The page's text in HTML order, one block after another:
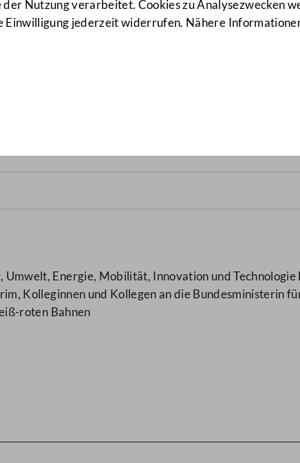
Nutzung verarbeitet. Cookies zu Analysezwecken
Einwilligung jederzeit widerrufen. Nähere
Energie, Mobilität, Innovation und Technologie
Kolleginnen und Kollegen an die Bundesministerin
roten Bahnen